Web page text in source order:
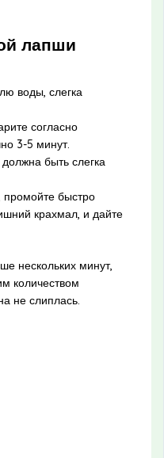
лапши
воды, слегка
согласно
3-5 минут.
быть слегка
промойте быстро
крахмал, и дайте
нескольких минут,
количеством
не слиплась.